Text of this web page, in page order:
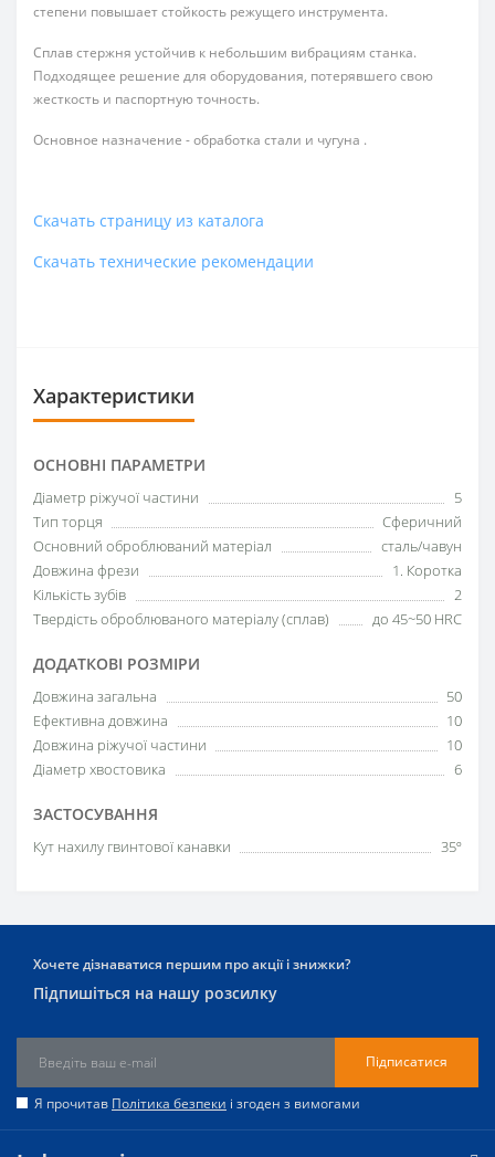
степени повышает стойкость режущего инструмента.
Сплав стержня устойчив к небольшим вибрациям станка.
Подходящее решение для оборудования, потерявшего свою
жесткость и паспортную точность.
Основное назначение - обработка стали и чугуна .
Скачать страницу из каталога
Скачать технические рекомендации
Характеристики
ОСНОВНІ ПАРАМЕТРИ
Діаметр ріжучої частини
5
Тип торця
Сферичний
Основний оброблюваний матеріал
сталь/чавун
Довжина фрези
1. Коротка
Кількість зубів
2
Твердість оброблюваного матеріалу (сплав)
до 45~50 HRC
ДОДАТКОВІ РОЗМІРИ
Довжина загальна
50
Ефективна довжина
10
Довжина ріжучої частини
10
Діаметр хвостовика
6
ЗАСТОСУВАННЯ
Кут нахилу гвинтової канавки 35º
Хочете дізнаватися першим про акції і знижки?
Підпишіться на нашу розсилку
Підписатися
Я прочитав Політика безпеки і згоден з вимогами